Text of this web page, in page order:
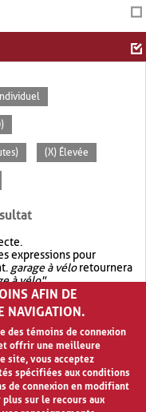
(X) Élevée
expressions pour
garage à véloretournera
à vélo".
avec OR.garage OR vélo
quegarage à vélo
AFIN DE
NAVIGATION.
des témoins de connexion
offrir une meilleure
site, vous acceptez
spécifiées aux conditions
de connexion en modifiant
sur le recours aux